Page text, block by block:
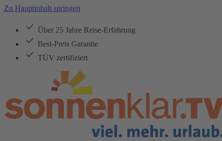
Zu Hauptinhalt springen
Über 25 Jahre Reise-Erfahrung
Best-Preis Garantie
TÜV zertifiziert